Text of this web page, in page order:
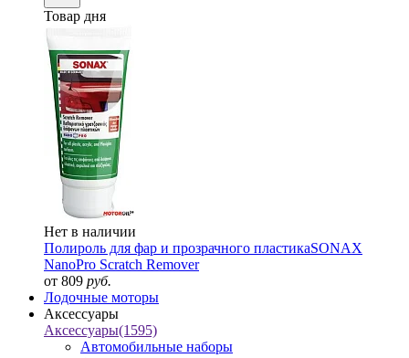
Товар дня
Нет в наличии
Полироль для фар и прозрачного пластикаSONAX
NanoPro Scratch Remover
от 809 руб.
Лодочные моторы
Аксессуары
Аксессуары(1595)
Автомобильные наборы